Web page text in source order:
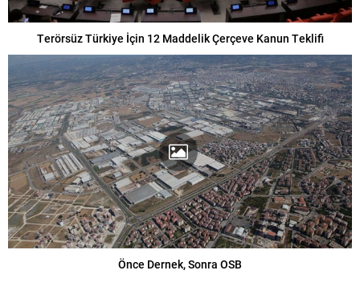
Terörsüz Türkiye İçin 12 Maddelik Çerçeve Kanun Teklifi
Önce Dernek, Sonra OSB